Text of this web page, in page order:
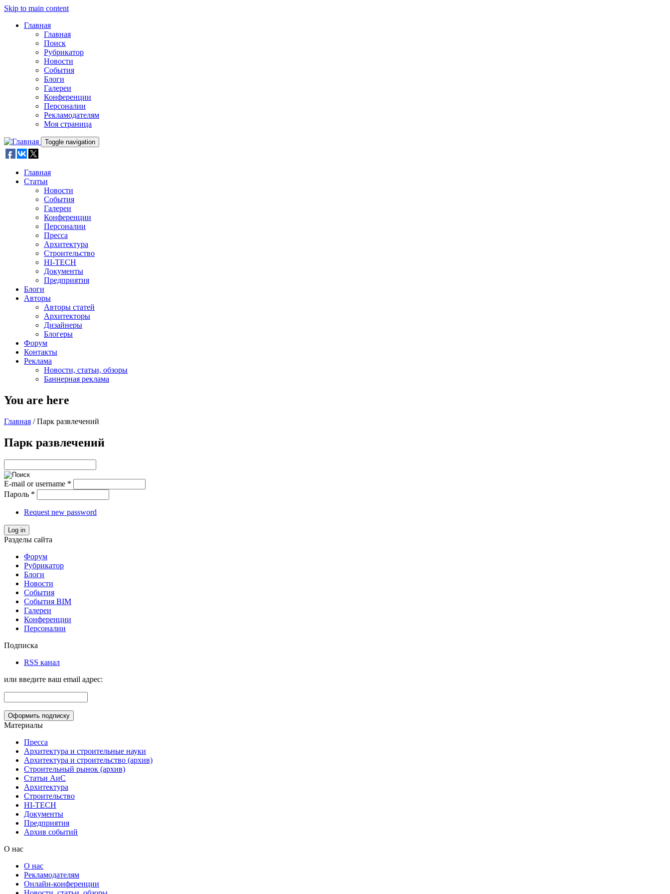
Skip to main content
Главная
Главная
Поиск
Рубрикатор
Новости
События
Блоги
Галереи
Конференции
Персоналии
Рекламодателям
Моя страница
Toggle navigation
Главная
Статьи
Новости
События
Галереи
Конференции
Персоналии
Пресса
Архитектура
Строительство
HI-TECH
Документы
Предприятия
Блоги
Авторы
Авторы статей
Архитекторы
Дизайнеры
Блогеры
Форум
Контакты
Реклама
Новости, статьи, обзоры
Баннерная реклама
You are here
Главная / Парк развлечений
Парк развлечений
E-mail or username *
Пароль *
Request new password
Log in
Разделы сайта
Форум
Рубрикатор
Блоги
Новости
События
События BIM
Галереи
Конференции
Персоналии
Подписка
RSS канал
или введите ваш email адрес:
Материалы
Пресса
Архитектура и строительные науки
Архитектура и строительство (архив)
Строительный рынок (архив)
Статьи АиС
Архитектура
Строительство
HI-TECH
Документы
Предприятия
Архив событий
О нас
О нас
Рекламодателям
Онлайн-конференции